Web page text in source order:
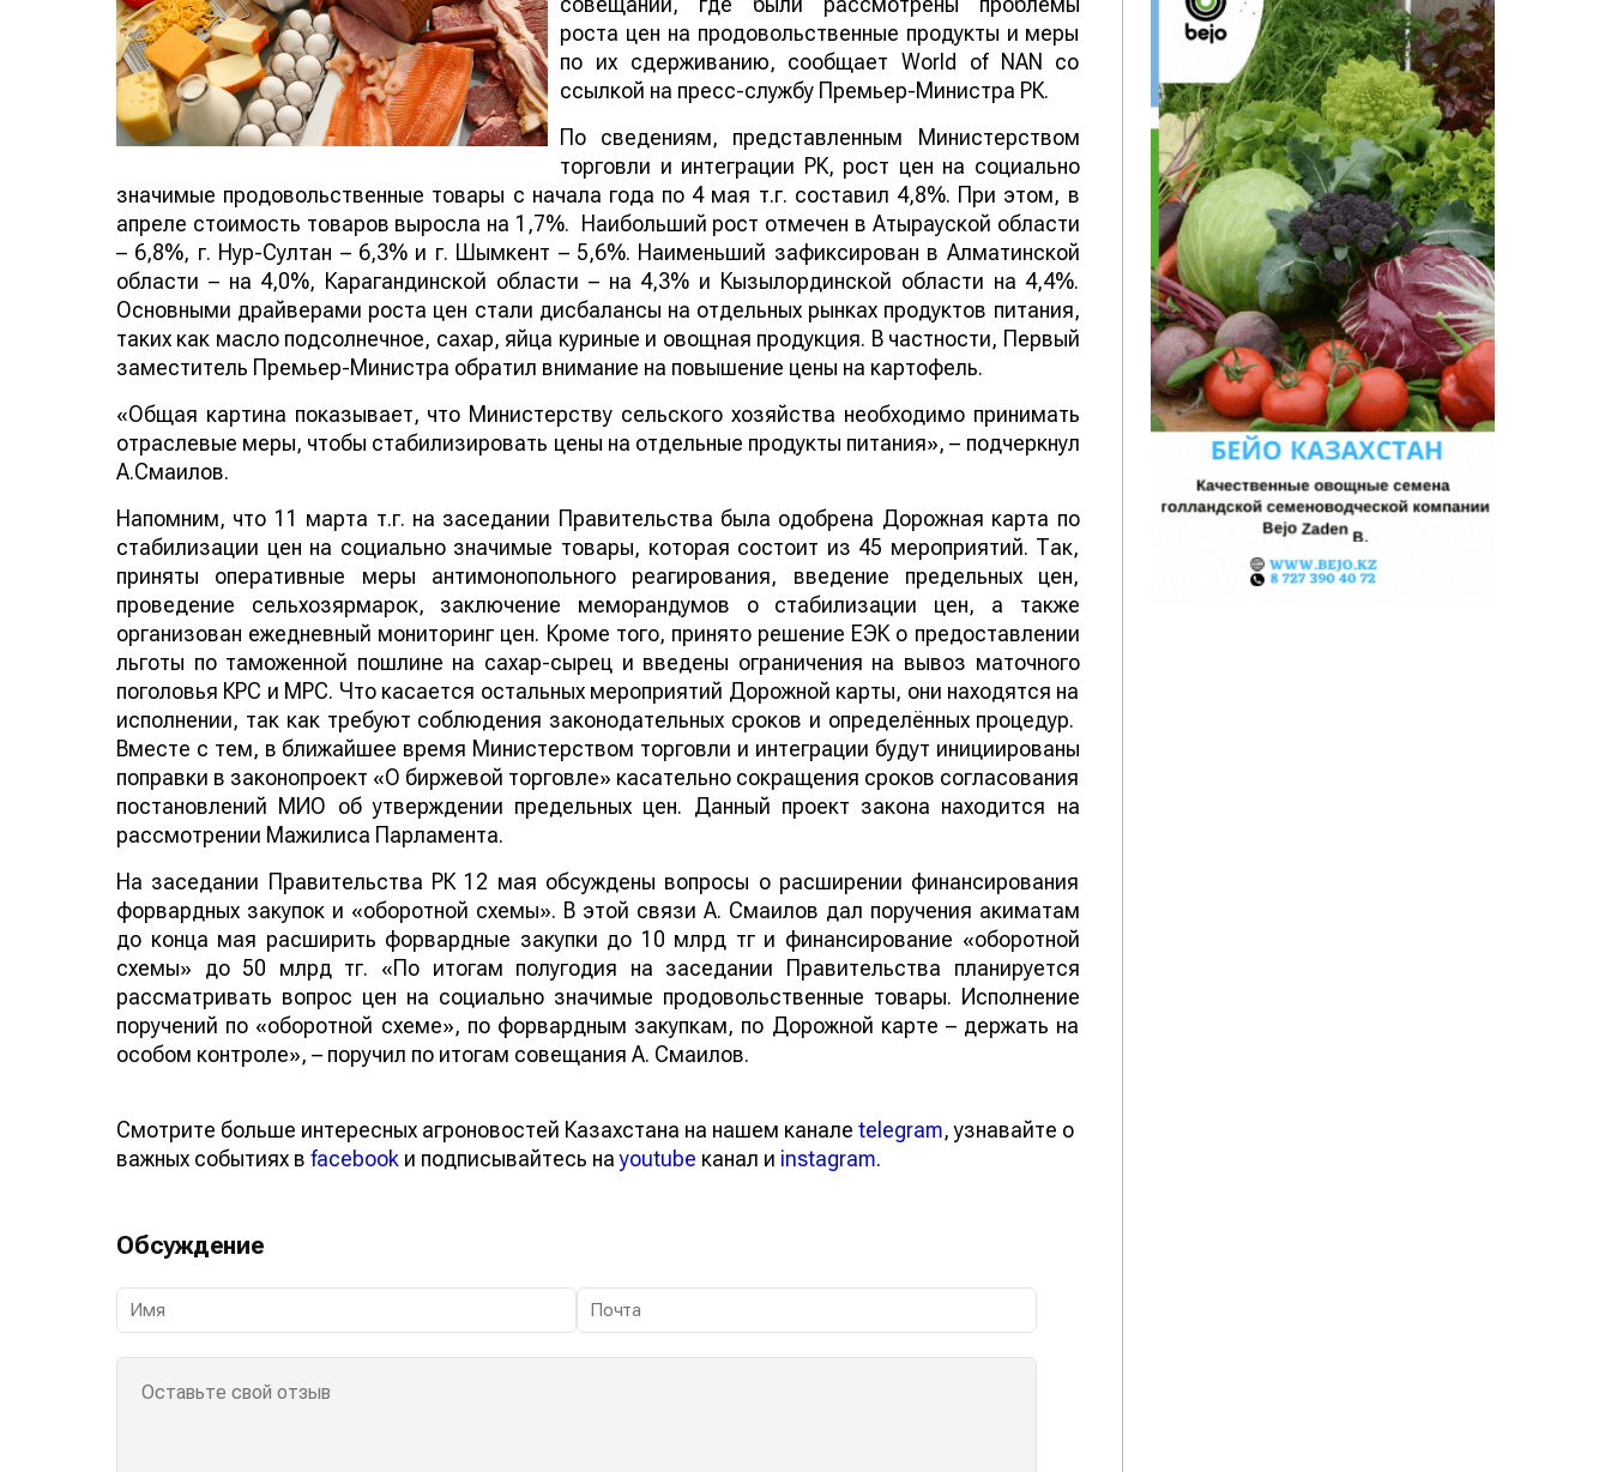
роста цен на продовольственные продукты и меры
по их сдерживанию, сообщает World of NAN со
ссылкой на пресс-службу Премьер-Министра РК.
По сведениям, представленным Министерством
торговли и интеграции РК, рост цен на социально
значимые продовольственные товары с начала года по 4 мая т.г. составил 4,8%. При этом, в
апреле стоимость товаров выросла на 1,7%. Наибольший рост отмечен в Атырауской области
– 6,8%, г. Нур-Султан – 6,3% и г. Шымкент – 5,6%. Наименьший зафиксирован в Алматинской
области – на 4,0%, Карагандинской области – на 4,3% и Кызылординской области на 4,4%.
Основными драйверами роста цен стали дисбалансы на отдельных рынках продуктов питания,
таких как масло подсолнечное, сахар, яйца куриные и овощная продукция. В частности, Первый
заместитель Премьер-Министра обратил внимание на повышение цены на картофель.
«Общая картина показывает, что Министерству сельского хозяйства необходимо принимать
отраслевые меры, чтобы стабилизировать цены на отдельные продукты питания», – подчеркнул
А.Смаилов.
Напомним, что 11 марта т.г. на заседании Правительства была одобрена Дорожная карта по
стабилизации цен на социально значимые товары, которая состоит из 45 мероприятий. Так,
приняты оперативные меры антимонопольного реагирования, введение предельных цен,
проведение сельхозярмарок, заключение меморандумов о стабилизации цен, а также
организован ежедневный мониторинг цен. Кроме того, принято решение ЕЭК о предоставлении
льготы по таможенной пошлине на сахар-сырец и введены ограничения на вывоз маточного
поголовья КРС и МРС. Что касается остальных мероприятий Дорожной карты, они находятся на
исполнении, так как требуют соблюдения законодательных сроков и определённых процедур.
Вместе с тем, в ближайшее время Министерством торговли и интеграции будут инициированы
поправки в законопроект «О биржевой торговле» касательно сокращения сроков согласования
постановлений МИО об утверждении предельных цен. Данный проект закона находится на
рассмотрении Мажилиса Парламента.
На заседании Правительства РК 12 мая обсуждены вопросы о расширении финансирования
форвардных закупок и «оборотной схемы». В этой связи А. Смаилов дал поручения акиматам
до конца мая расширить форвардные закупки до 10 млрд тг и финансирование «оборотной
схемы» до 50 млрд тг. «По итогам полугодия на заседании Правительства планируется
рассматривать вопрос цен на социально значимые продовольственные товары. Исполнение
поручений по «оборотной схеме», по форвардным закупкам, по Дорожной карте – держать на
особом контроле», – поручил по итогам совещания А. Смаилов.
Смотрите больше интересных агроновостей Казахстана на нашем канале telegram, узнавайте о
важных событиях в facebook и подписывайтесь наyoutube канал и instagram.
Обсуждение